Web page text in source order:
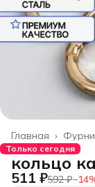
Главная ›
Только сегодня
кольцо
511 ₽592 ₽−14